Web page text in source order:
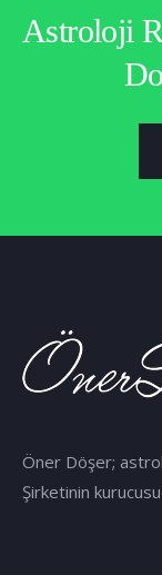
Astroloji
Öner Döşer;
Şirketinin